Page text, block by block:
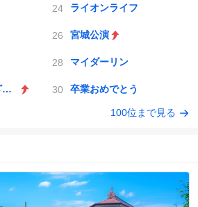
ライオンライフ
宮城公演
マイダーリン
応援ありがとうございました! 卒業おめでとう
100位まで見る